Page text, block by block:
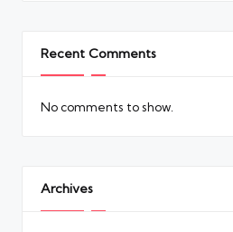
Recent Comments
No comments to show.
Archives